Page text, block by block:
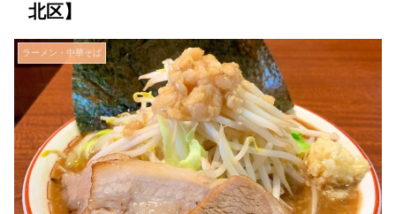
北区】
ラーメン・中華そば